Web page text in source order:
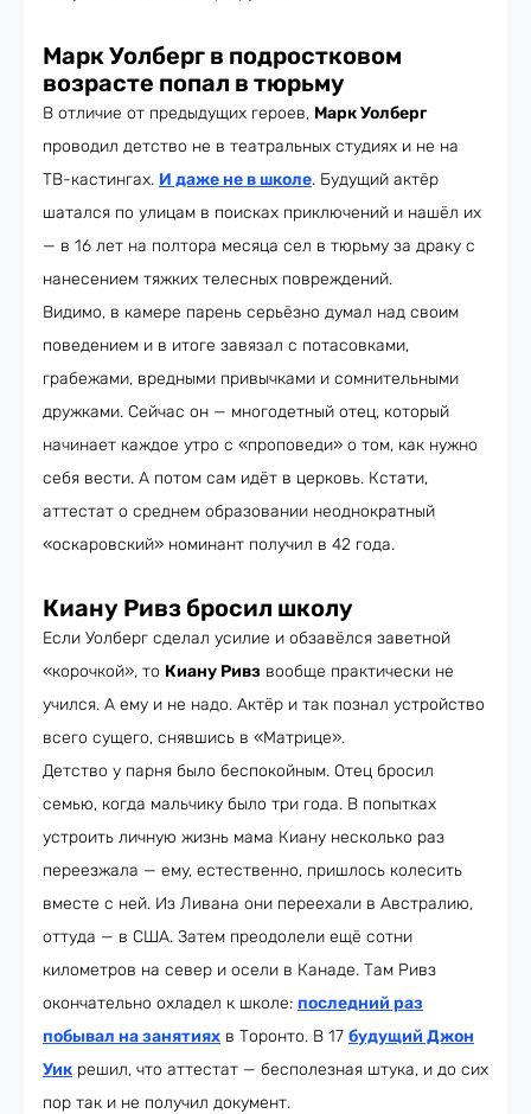
Марк Уолберг в подростковом
возрасте попал в тюрьму
В отличие от предыдущих героев, Марк Уолберг
проводил детство не в театральных студиях и не на
ТВ-кастингах. И даже не в школе. Будущий актёр
шатался по улицам в поисках приключений и нашёл их
— в 16 лет на полтора месяца сел в тюрьму за драку с
нанесением тяжких телесных повреждений.
Видимо, в камере парень серьёзно думал над своим
поведением и в итоге завязал с потасовками,
грабежами, вредными привычками и сомнительными
дружками. Сейчас он — многодетный отец, который
начинает каждое утро с «проповеди» о том, как нужно
себя вести. А потом сам идёт в церковь. Кстати,
аттестат о среднем образовании неоднократный
«оскаровский» номинант получил в 42 года.
Киану Ривз бросил школу
Если Уолберг сделал усилие и обзавёлся заветной
«корочкой», то Киану Ривз вообще практически не
учился. А ему и не надо. Актёр и так познал устройство
всего сущего, снявшись в «Матрице».
Детство у парня было беспокойным. Отец бросил
семью, когда мальчику было три года. В попытках
устроить личную жизнь мама Киану несколько раз
переезжала — ему, естественно, пришлось колесить
вместе с ней. Из Ливана они переехали в Австралию,
оттуда — в США. Затем преодолели ещё сотни
километров на север и осели в Канаде. Там Ривз
окончательно охладел к школе: последний раз
побывал на занятиях в Торонто. В 17 будущий Джон
Уик решил, что аттестат — бесполезная штука, и до сих
пор так и не получил документ.